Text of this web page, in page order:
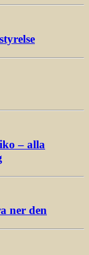
– alla
ner den